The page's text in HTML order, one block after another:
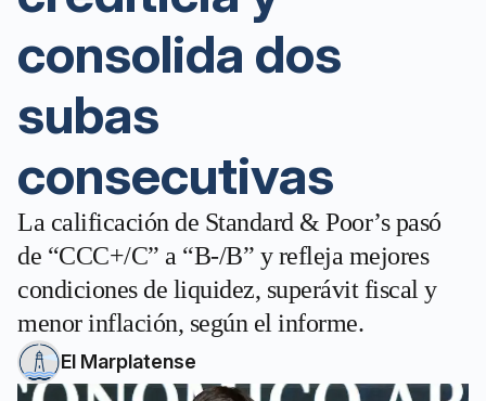
consolida dos
subas
consecutivas
La calificación de Standard & Poor’s pasó
de “CCC+/C” a “B-/B” y refleja mejores
condiciones de liquidez, superávit fiscal y
menor inflación, según el informe.
El Marplatense